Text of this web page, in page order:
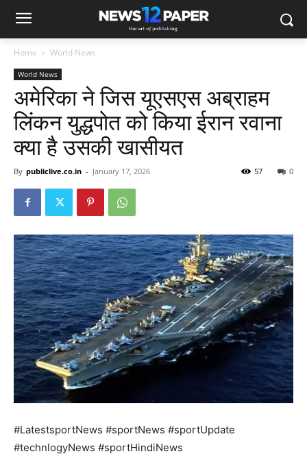
Home World News
World News
अमेरिका ने जिस यूएसएस अब्राहम
लिंकन युद्धपोत को किया ईरान रवाना
क्या है उसकी खासीयत
By publiclive.co.in - January 17, 2026 0
57
#LatestsportNews #sportNews #sportUpdate
#technlogyNews #sportHindiNews